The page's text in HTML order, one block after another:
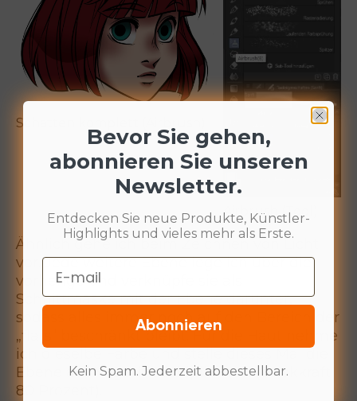
Schatten komplett (Airbrush)
Airbrush (Tool)
Ähnlich gehe ich beim Zeichnen von Licht
vor. Jede weitere Ebene lege ich über die
vorherige und verknüpfe sie als
Schnittmaske mit der Ebene darunter,
sodass alles immer noch auf den Bereich der
„flats“ beschränkt bleibt. Für die Haut nehme
ich dieselbe Farbe und stelle dieses Mal die
Ebene auf Negativ Multiplizieren (Deckkraft
80 Prozent).
Bevor Sie gehen,
abonnieren Sie unseren
Newsletter.
Entdecken Sie neue Produkte, Künstler-
Highlights und vieles mehr als Erste.
Email
Abonnieren
Kein Spam. Jederzeit abbestellbar.